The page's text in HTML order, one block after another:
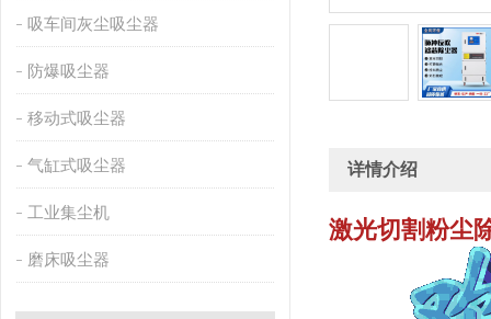
吸车间灰尘吸尘器
防爆吸尘器
移动式吸尘器
气缸式吸尘器
工业集尘机
磨床吸尘器
详情介绍
激光切割粉尘